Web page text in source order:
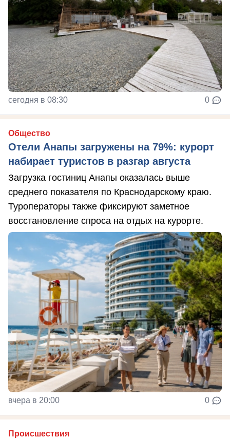
сегодня в 08:30 0
Общество
Отели Анапы загружены на 79%: курорт
набирает туристов в разгар августа
Загрузка гостиниц Анапы оказалась выше
среднего показателя по Краснодарскому краю.
Туроператоры также фиксируют заметное
восстановление спроса на отдых на курорте.
вчера в 20:00 0
Происшествия